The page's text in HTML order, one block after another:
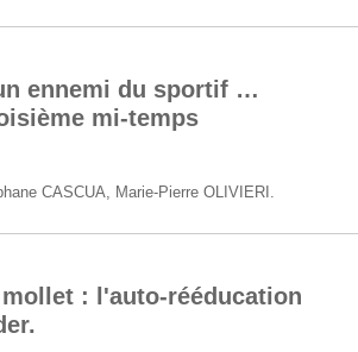
ennemi du sportif …
mi-temps
CASCUA, Marie-Pierre OLIVIERI.
: l'auto-rééducation